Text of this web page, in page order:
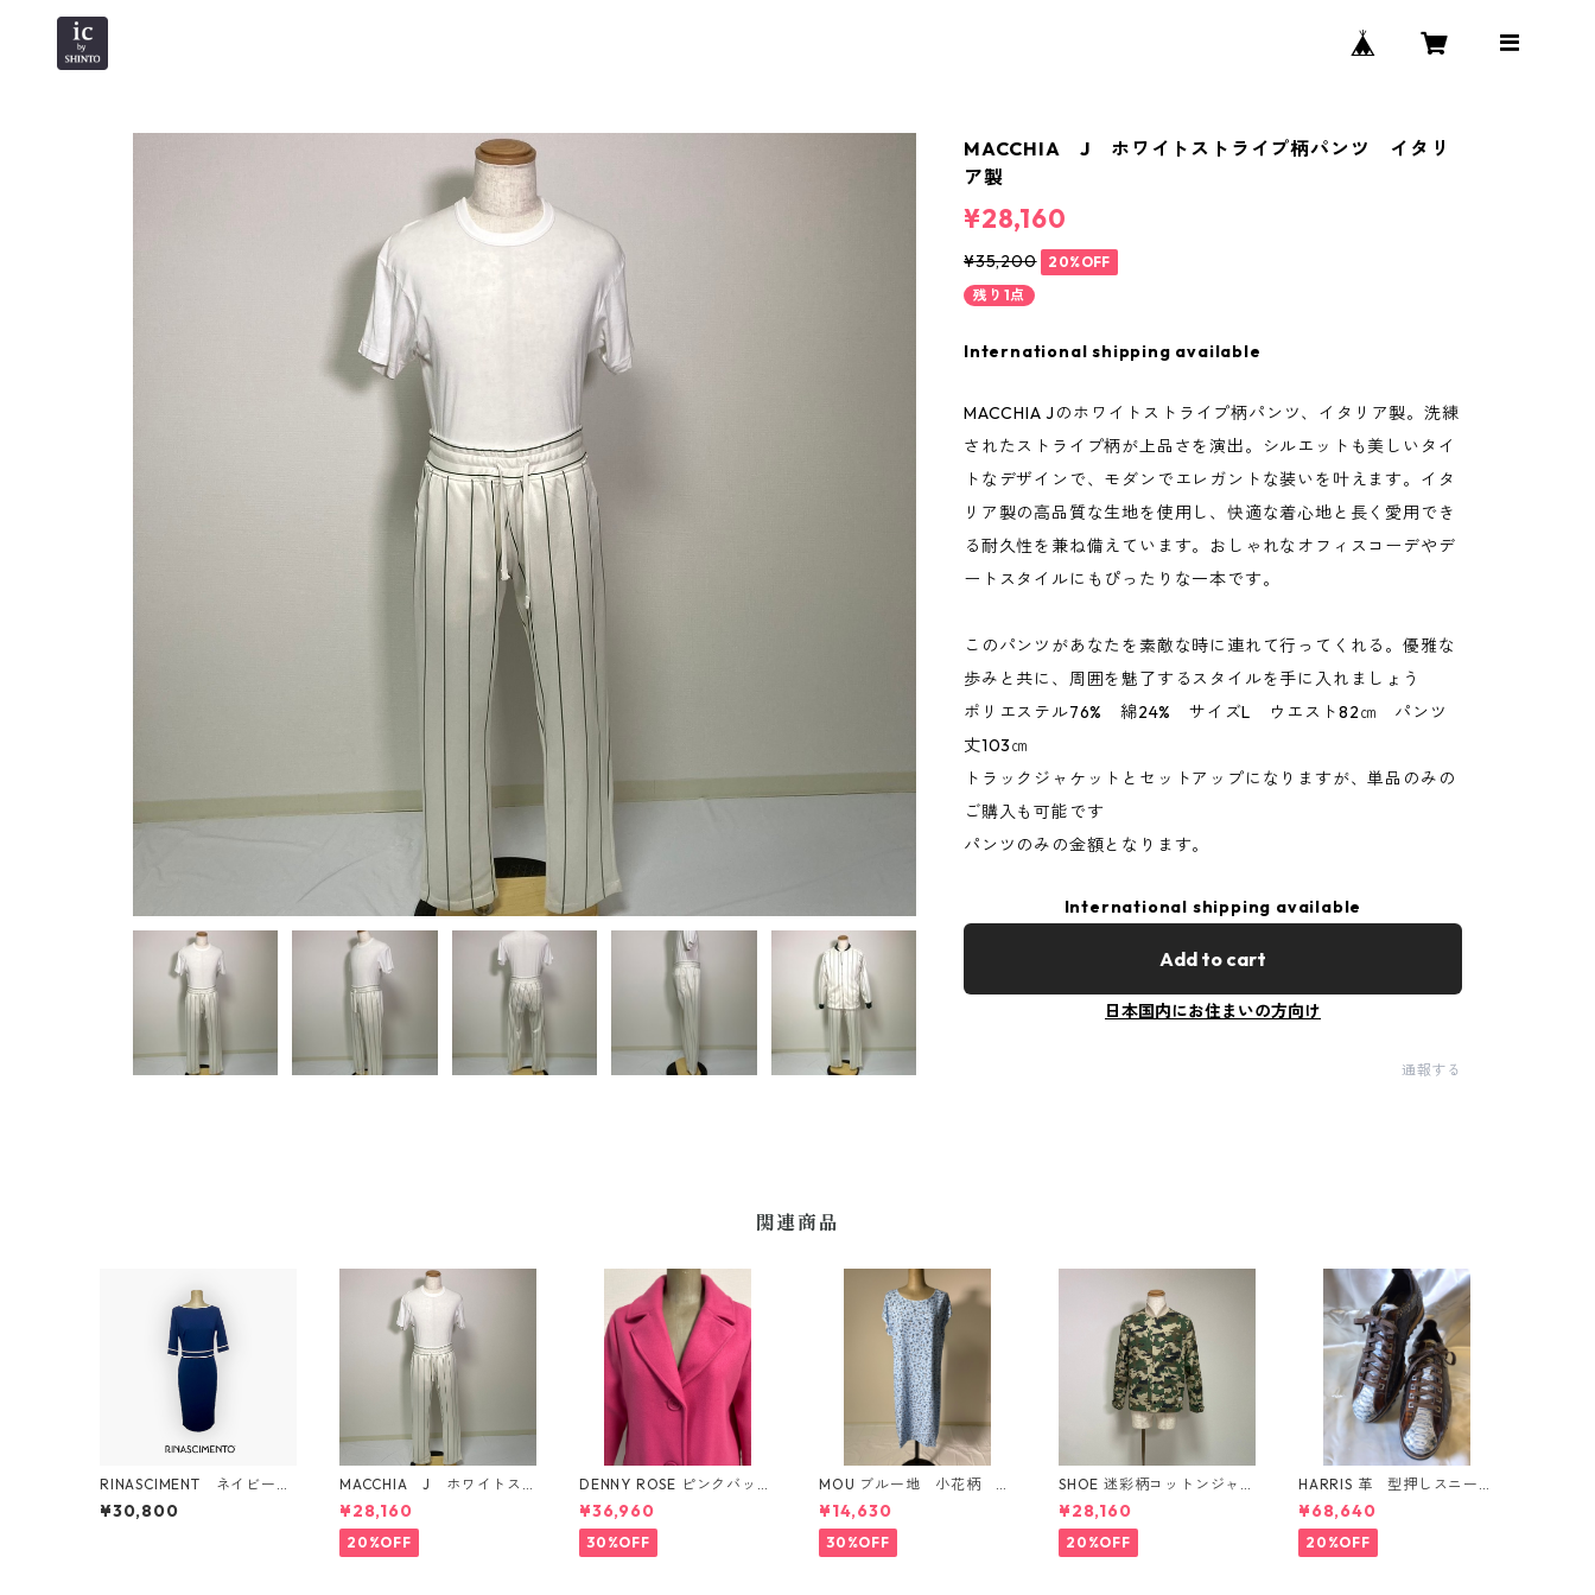
MACCHIA J ホワイトストライプ柄パンツ イタリ
ア製
¥28,160
¥35,200
20%OFF
残り1点
International shipping available
MACCHIA Jのホワイトストライプ柄パンツ、イタリア製。洗練
されたストライプ柄が上品さを演出。シルエットも美しいタイ
トなデザインで、モダンでエレガントな装いを叶えます。イタ
リア製の高品質な生地を使用し、快適な着心地と長く愛用でき
る耐久性を兼ね備えています。おしゃれなオフィスコーデやデ
ートスタイルにもぴったりな一本です。
このパンツがあなたを素敵な時に連れて行ってくれる。優雅な
歩みと共に、周囲を魅了するスタイルを手に入れましょう
ポリエステル76% 綿24% サイズL ウエスト82㎝ パンツ
丈103㎝
トラックジャケットとセットアップになりますが、単品のみの
ご購入も可能です
パンツのみの金額となります。
International shipping available
Add to cart
日本国内にお住まいの方向け
通報する
関連商品
RINASCIMENT ネイビー
ボディコンシャス ワンピ
ース
¥30,800
MACCHIA J ホワイトス
トライプ柄パンツ イタリ
ア製
¥28,160
20%OFF
DENNY ROSE ピンクバック
スタイルダウンコート
¥36,960
30%OFF
MOU ブルー地 小花柄 レ
ーヨンワンピース イタリ
ー製
¥14,630
30%OFF
SHOE 迷彩柄コットンジャケ
ット イタリア製
¥28,160
20%OFF
HARRIS 革 型押しスニーカ
ー イタリア製
¥68,640
20%OFF